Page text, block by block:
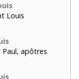
Louis
Paul, apôtres